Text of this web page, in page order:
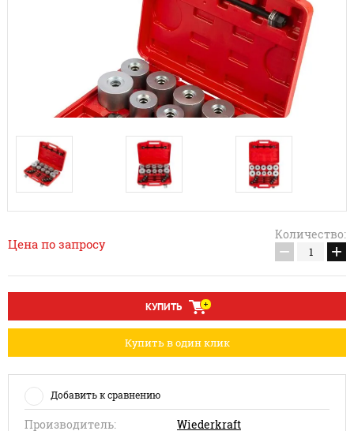
Цена по запросу
Количество:
− +
КУПИТЬ
Купить в один клик
Добавить к сравнению
Производитель: Wiederkraft